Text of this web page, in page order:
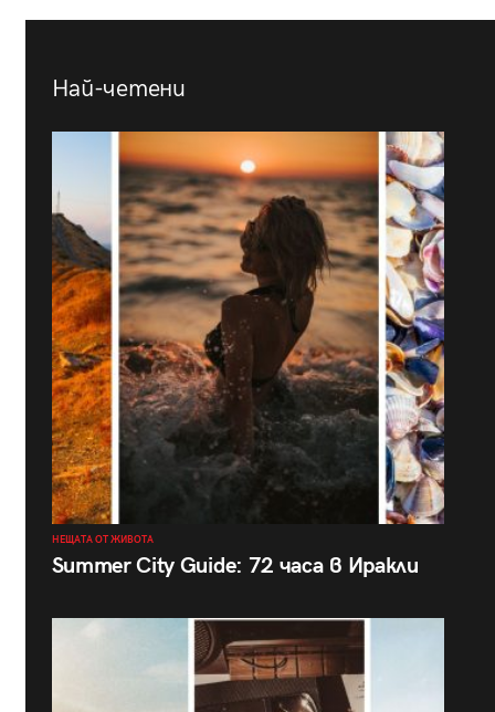
Най-четени
НЕЩАТА ОТ ЖИВОТА
Summer City Guide: 72 часа в Иракли